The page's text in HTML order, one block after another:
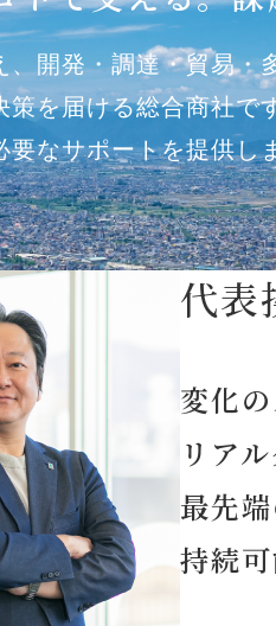
開発・調達・貿易・
を届ける総合商社
なサポートを提供し
代表
変化
リア
最先
持続